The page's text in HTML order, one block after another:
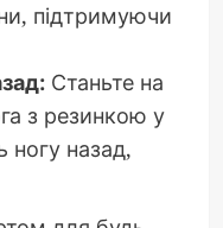
підтримуючи
Станьте на
з резинкою у
ногу назад,